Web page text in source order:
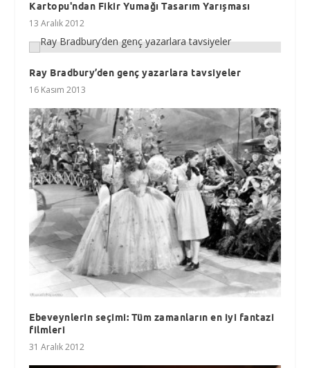
Kartopu'ndan Fikir Yumağı Tasarım Yarışması
13 Aralık 2012
Ray Bradbury’den genç yazarlara tavsiyeler
16 Kasım 2013
Ebeveynlerin seçimi: Tüm zamanların en iyi fantazi
filmleri
31 Aralık 2012